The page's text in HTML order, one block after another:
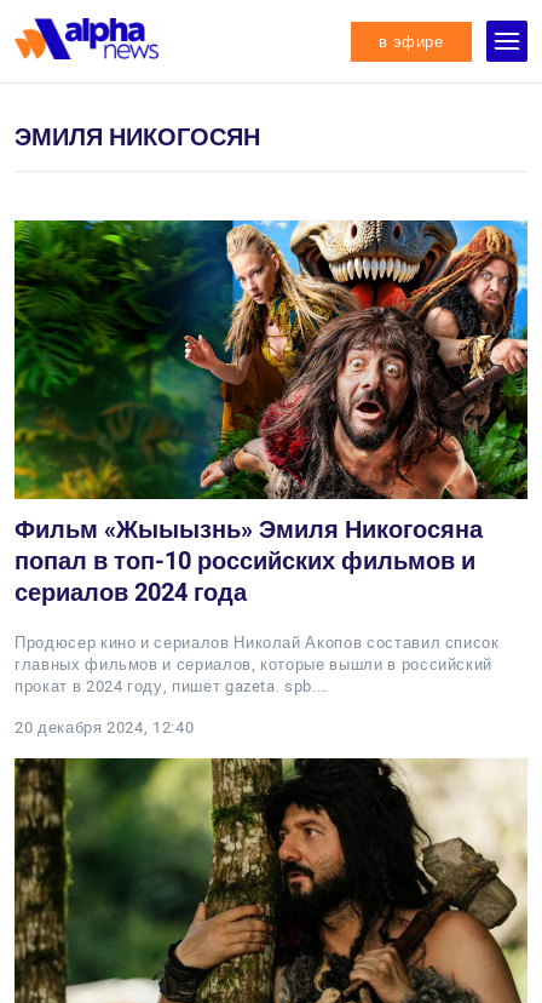
в эфире
ЭМИЛЯ НИКОГОСЯН
Фильм «Жыыызнь» Эмиля Никогосяна
попал в топ-10 российских фильмов и
сериалов 2024 года
Продюсер кино и сериалов Николай Акопов составил список
главных фильмов и сериалов, которые вышли в российский
прокат в 2024 году, пишет gazeta. spb.…
20 декабря 2024, 12:40